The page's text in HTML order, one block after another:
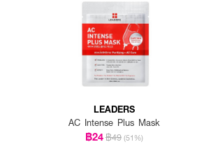
LEADERS
AC Intense Plus Mask
฿24฿49 (51%)